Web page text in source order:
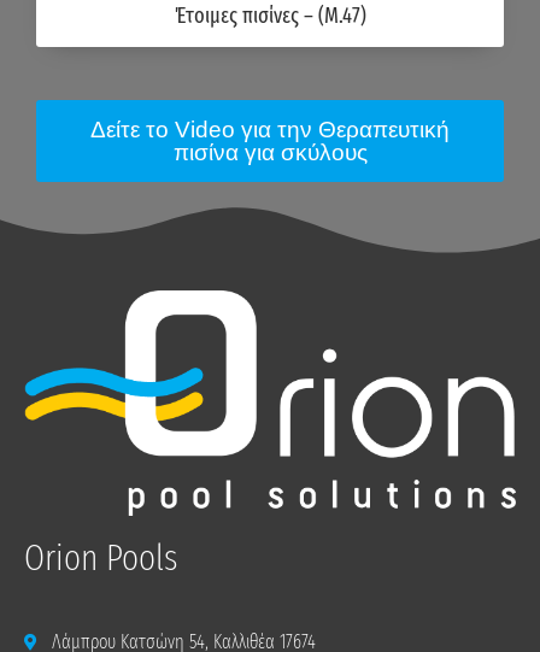
Έτοιμες πισίνες – (M.47)
Δείτε το Video για την Θεραπευτική
πισίνα για σκύλους
Orion Pools
Λάμπρου Κατσώνη 54, Καλλιθέα 17674